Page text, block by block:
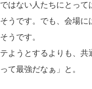
はない人たちにとって
うです。でも、会場
うです。
ようとするよりも、
て最強だなぁ」と。